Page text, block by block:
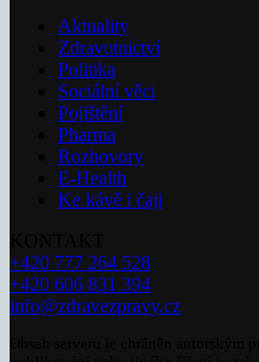
Aktuality
Zdravotnictví
Politika
Sociální věci
Pojištění
Pharma
Rozhovory
E-Health
Ke kávě i čaji
+420 777 264 528
+420 606 831 394
info@zdravezpravy.cz